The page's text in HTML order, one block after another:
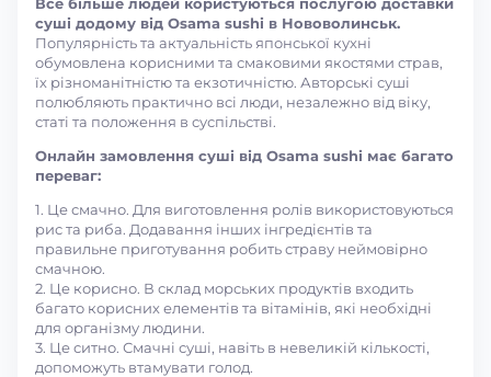
суші додому від Osama sushi в Нововолинськ.
Популярність та актуальність японської кухні
обумовлена корисними та смаковими якостями страв,
їх різноманітністю та екзотичністю. Авторські суші
полюбляють практично всі люди, незалежно від віку,
статі та положення в суспільстві.
Онлайн замовлення суші від Osama sushi має багато
переваг:
1. Це смачно. Для виготовлення ролів використовуються
рис та риба. Додавання інших інгредієнтів та
правильне приготування робить страву неймовірно
смачною.
2. Це корисно. В склад морських продуктів входить
багато корисних елементів та вітамінів, які необхідні
для організму людини.
3. Це ситно. Смачні суші, навіть в невеликій кількості,
допоможуть втамувати голод.